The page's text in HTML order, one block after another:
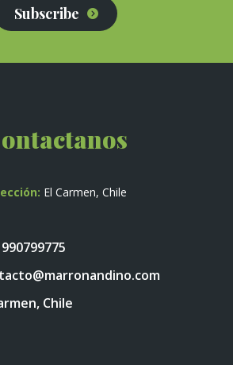
Subscribe
El Carmen, Chile
Chile